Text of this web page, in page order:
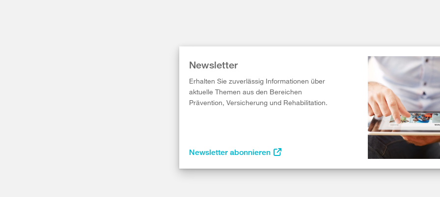
Newsletter
Erhalten Sie zuverlässig Informationen über
aktuelle Themen aus den Bereichen
Prävention, Versicherung und Rehabilitation.
Newsletter abonnieren